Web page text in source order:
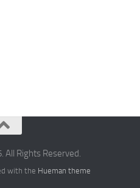
All Rights Reserved.
with the Hueman theme